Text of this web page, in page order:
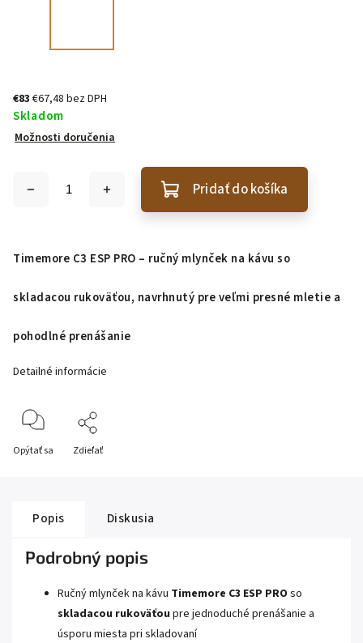
€83 €67,48 bez DPH
Skladom
Možnosti doručenia
Pridať do košíka
Timemore C3 ESP PRO – ručný mlynček na kávu so
skladacou rukoväťou, navrhnutý pre veľmi presné mletie a
pohodlné prenášanie
Detailné informácie
Opýtať sa Zdieľať
Popis Diskusia
Podrobný popis
Ručný mlynček na kávu Timemore C3 ESP PRO so
skladacou rukoväťou pre jednoduché prenášanie a
úsporu miesta pri skladovaní